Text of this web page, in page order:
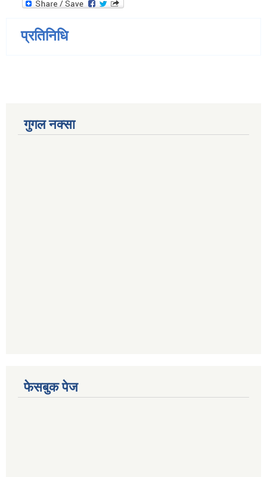
प्रतिनिधि
गुगल नक्सा
फेसबुक पेज